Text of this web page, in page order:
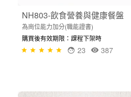
NH803-飲食營養與健康餐盤
為崗位能力加分(職能證書)
購買後有效期限：課程下架時
387
23